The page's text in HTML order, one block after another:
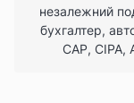
незалежний
бухгалтер,
САР, СІРА,